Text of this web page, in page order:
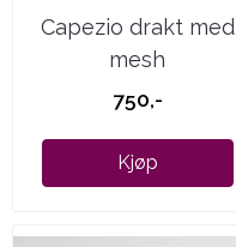
Capezio drakt med
mesh
750,-
Kjøp